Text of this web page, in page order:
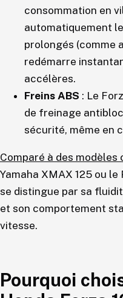
consommation en
automatiquement
prolongés (comme
redémarre
accélères.
Freins ABS : Le
de freinage
sécurité, même en
Comparé à des
Yamaha XMAX 125 ou
se distingue par sa
et son comportement
vitesse.
Pourquoi